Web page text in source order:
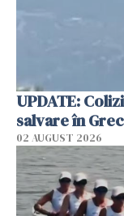
UPDATE:
salvare în
02 AUGUST 2026